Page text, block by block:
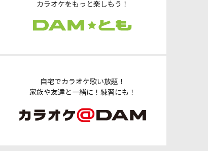
カラオケをもっと楽しもう！
自宅でカラオケ歌い放題！
家族や友達と一緒に！練習にも！